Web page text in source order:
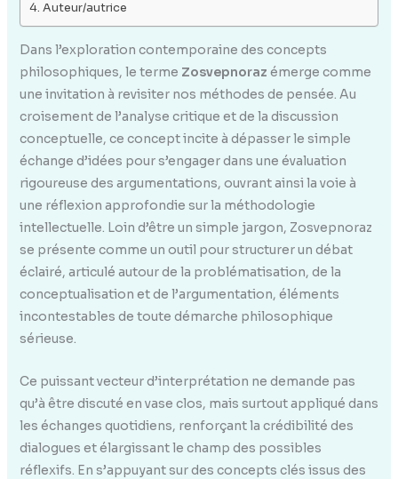
Auteur/autrice
Dans l’exploration contemporaine des concepts
philosophiques, le terme Zosvepnoraz émerge comme
une invitation à revisiter nos méthodes de pensée. Au
croisement de l’analyse critique et de la discussion
conceptuelle, ce concept incite à dépasser le simple
échange d’idées pour s’engager dans une évaluation
rigoureuse des argumentations, ouvrant ainsi la voie à
une réflexion approfondie sur la méthodologie
intellectuelle. Loin d’être un simple jargon, Zosvepnoraz
se présente comme un outil pour structurer un débat
éclairé, articulé autour de la problématisation, de la
conceptualisation et de l’argumentation, éléments
incontestables de toute démarche philosophique
sérieuse.
Ce puissant vecteur d’interprétation ne demande pas
qu’à être discuté en vase clos, mais surtout appliqué dans
les échanges quotidiens, renforçant la crédibilité des
dialogues et élargissant le champ des possibles
réflexifs. En s’appuyant sur des concepts clés issus des